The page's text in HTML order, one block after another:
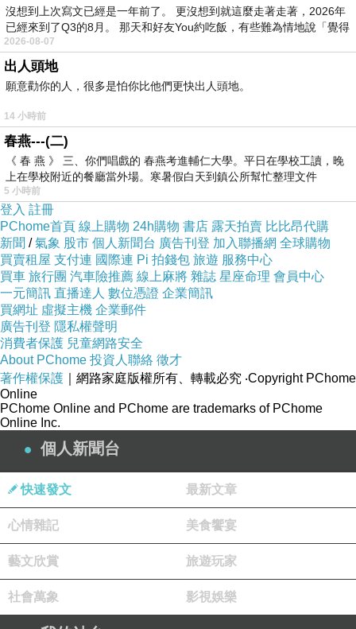
韋爾尼格羅德/宛如童話故事建築的市政廳，是小鎮
中心的地標
韋爾尼格羅德/小小的耶誕市集，就位於市集廣場上
沒想到上次寫文已經是一年前了。 更沒想到就這麼走著走著，2026年
已經來到了Q3的8月。 那天和好友You約吃飯，有些難為情地說「覺得
2026-08-07
出人頭地
願意勸你的人，很多是怕你比他們更快出人頭地。
14 小時前
春燕---(二)
《 春 燕 》 三、你們唱戲的 春燕考進輔仁大學。平日在學校工讀，晚
上在學校附近的餐廳當外場。寒暑假白天到鎮公所幫忙整理文件
5 小時前
登入 註冊
PChome首頁 線上購物 24h購物 書店 露天拍賣 比比昂代購
新聞 /氣象 股市 個人新聞台 廣告刊登 加入聯播網 全球購物
買賣租屋 支付連 國際連 Pi 拍錢包 旅遊 服務中心
買車 旅行團 汽車險推薦 線上麻將 雜誌 星座命理 會員中心
一元簡訊 直播達人 數位憑證 企業簡訊
買網址 虛擬主機 企業郵件
廣告刊登 隱私權聲明
消費者保護 兒童網路安全
About PChome 投資人聯絡 徵才
著作權保護 ｜網路家庭版權所有、轉載必究 ‧Copyright PChome
Online
PChome Online and PChome are trademarks of PChome
Online Inc.
個人新聞台
快速發文 最新文章
心情雜記 美食饗宴
藝文欣賞 旅遊玩家
社會萬象 影視娛樂